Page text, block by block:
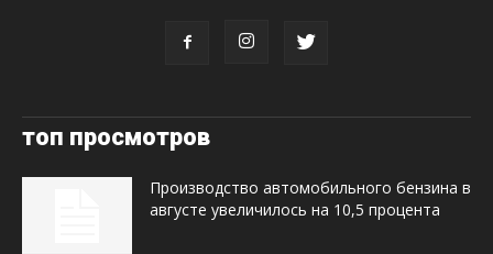
топ просмотров
Производство автомобильного бензина в
августе увеличилось на 10,5 процента